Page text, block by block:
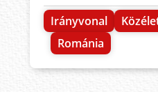
Irányvonal
Románia